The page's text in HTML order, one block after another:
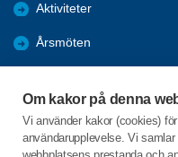
Om kakor på denna
Vi använder kakor (cookies)
användarupplevelse. Vi
Aktiviteter
Årsmöten
Bildgalleri
Dokument